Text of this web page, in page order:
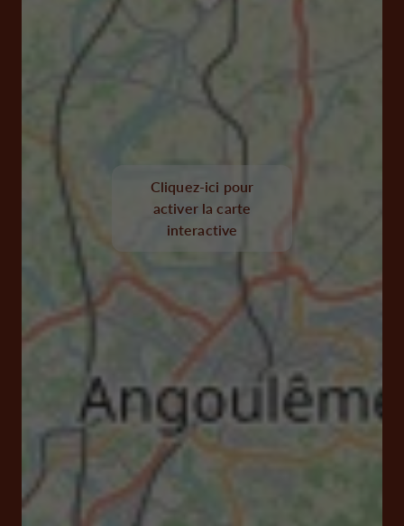
Cliquez-ici pour
activer la carte
interactive